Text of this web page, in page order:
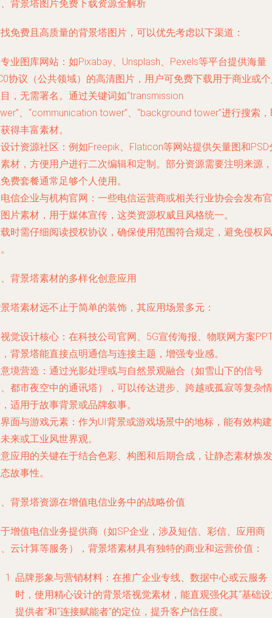
背景塔图片免费下载资源全解析
免费且高质量的背景塔图片，可以优先考虑以下渠道：
业图库网站：如Pixabay、Unsplash、Pexels等平台提供海量
协议（公共领域）的高清图片，用户可免费下载用于商业或
，无需署名。通过关键词如“transmission
、“communication tower”、“background tower”进行搜索
得丰富素材。
计资源社区：例如Freepik、Flaticon等网站提供矢量图和PSD
材，方便用户进行二次编辑和定制。部分资源需要注明来源，
费套餐通常足够个人使用。
信企业与机构官网：一些电信运营商或相关行业协会会发布官
片素材，用于媒体宣传，这类资源权威且风格统一。
时需仔细阅读授权协议，确保使用范围符合规定，避免侵权风
背景塔素材的多样化创意应用
塔素材远不止于简单的装饰，其应用场景多元：
觉设计核心：在科技公司官网、5G宣传海报、物联网方案
背景塔能直接点明通信与连接主题，增强专业感。
境营造：通过光影处理或与自然景观融合（如雪山下的信号
都市夜空中的通讯塔），可以传达进步、跨越或孤寂等复杂情
适用于故事背景或品牌叙事。
面与游戏元素：作为UI背景或游戏场景中的地标，能有效构建
来或工业风世界观。
应用的关键在于结合色彩、构图和后期合成，让静态素材焕发
故事性。
背景塔资源在增值电信业务中的战略价值
增值电信业务提供商（如SP企业，涉及短信、彩信、应用商
云计算等服务），背景塔素材具有独特的商业和运营价值：
品牌形象与营销材料：在推广企业专线、数据中心或云服务
时，使用精心设计的背景塔视觉素材，能直观强化其“基础
提供者”和“连接赋能者”的定位，提升客户信任度。